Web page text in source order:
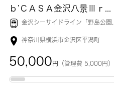
金沢シーサイドライン「 野島公園
神奈川県横浜市金沢区平潟町
50,000 円 （管理費 5,000円）